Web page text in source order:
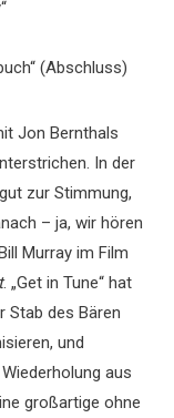
(Abschluss)
Jon Bernthals
In der
zur Stimmung,
– ja, wir hören
Murray im Film
. „Get in Tune“ hat
Stab des Bären
und
aus
großartige ohne